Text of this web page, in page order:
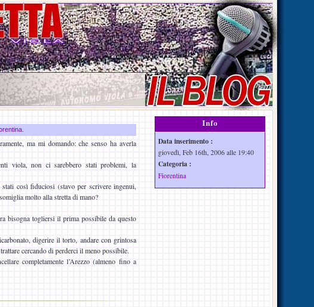
ma mi domando: che senso ha averla
viola, non ci sarebbero stati problemi, la
così fiduciosi (stavo per scrivere ingenui,
molto alla stretta di mano?
bisogna togliersi il prima possibile da questo
digerire il torto, andare con grintosa
cercando di perderci il meno possibile.
completamente l’Arezzo (almeno fino a
Info
Data inserimento :
giovedì, Feb 16th, 2006 alle 19:40
Categoria :
Fiorentina